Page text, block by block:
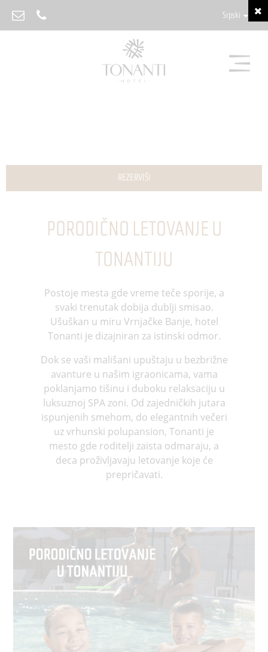
Srpski
REZERVIŠI
PORODIČNO LETOVANJE U
TONANTIJU
Postoje mesta gde vreme teče sporije, a
svaki trenutak dobija dublji smisao.
Ušuškan u miru Vrnjačke Banje, hotel
Tonanti je dizajniran za istinski odmor.
Dok se vaši mališani upuštaju u bezbrižne
avanture u našim igraonicama, vama
poklanjamo tišinu i duboku relaksaciju u
luksuznoj SPA zoni. Od zajedničkih jutara
ispunjenih smehom, do elegantnih večeri
uz vrhunski polupansion, Tonanti je
mesto gde roditelji zaista odmaraju, a
deca proživljavaju letovanje koje će
prepričavati.